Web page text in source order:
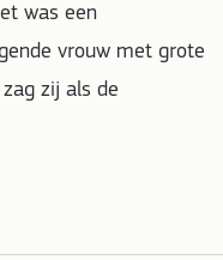
was een
vrouw met grote
zij als de